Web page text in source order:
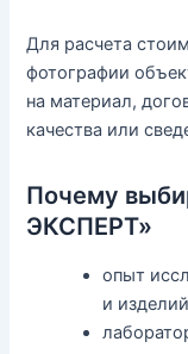
Для расчета
фотографии
на материал,
качества или
Почему
ЭКСПЕРТ»
опыт
и